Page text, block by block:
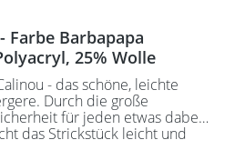
Farbe Barbapapa
75% Polyacryl, 25% Wolle
- das schöne, leichte
Durch die große
für jeden etwas dabei.
das Strickstück leicht und